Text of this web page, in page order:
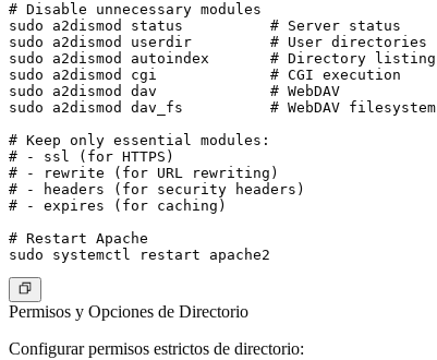
# Disable unnecessary modules
sudo a2dismod status          # Server status
sudo a2dismod userdir         # User directories
sudo a2dismod autoindex       # Directory listing
sudo a2dismod cgi             # CGI execution
sudo a2dismod dav             # WebDAV
sudo a2dismod dav_fs          # WebDAV filesystem
# Keep only essential modules:
# - ssl (for HTTPS)
# - rewrite (for URL rewriting)
# - headers (for security headers)
# - expires (for caching)
# Restart Apache
Permisos y Opciones de Directorio
Configurar permisos estrictos de directorio: